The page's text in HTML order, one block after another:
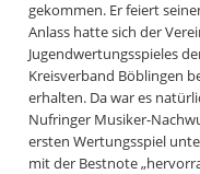
gekommen. Er feiert
Anlass hatte sich der
Jugendwertungsspieles
Kreisverband Böblingen
erhalten. Da war es
Nufringer Musiker-
ersten Wertungsspiel
mit der Bestnote